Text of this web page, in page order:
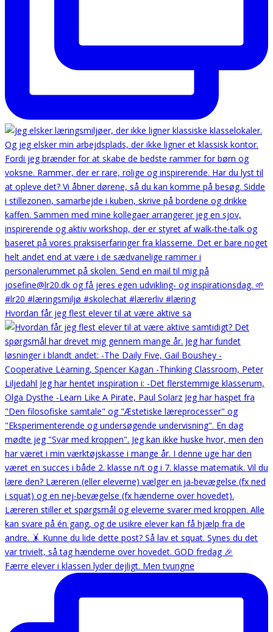
Hvordan får jeg flest elever til at være aktive sa
Færre elever i klassen lyder dejligt. Men tvungne